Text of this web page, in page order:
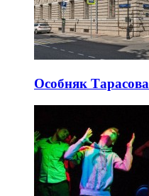
Особняк Тарасова